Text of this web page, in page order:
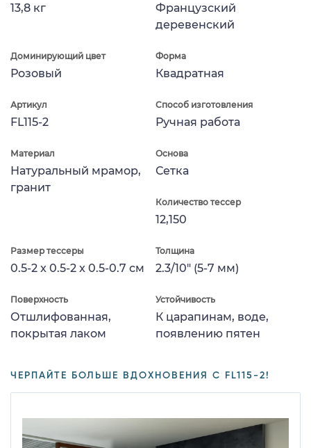
13,8 кг
Французский
деревенский
Доминирующий цвет
Розовый
Форма
Квадратная
Артикул
FL115-2
Способ изготовления
Ручная работа
Материал
Натуральный мрамор,
гранит
Основа
Сетка
Количество тессер
12,150
Размер тессеры
0.5-2 x 0.5-2 x 0.5-0.7 см
Толщина
2.3/10" (5-7 мм)
Поверхность
Отшлифованная,
покрытая лаком
Устойчивость
К царапинам, воде,
появлению пятен
ЧЕРПАЙТЕ БОЛЬШЕ ВДОХНОВЕНИЯ С FL115-2!